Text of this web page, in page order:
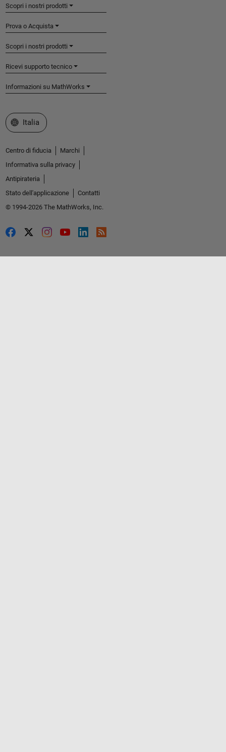
Scopri i nostri prodotti
Prova o Acquista
Scopri i nostri prodotti
Ricevi supporto tecnico
Informazioni su MathWorks
Seleziona un sito web
Italia
Centro di fiducia
Marchi
Informativa sulla privacy
Antipirateria
Stato dell'applicazione
Contatti
© 1994-2026 The MathWorks, Inc.